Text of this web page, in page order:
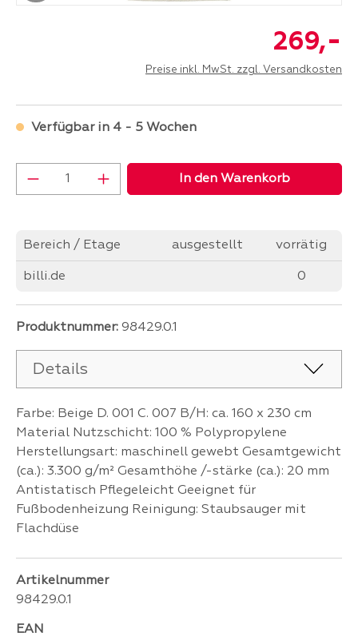
269,-
Preise inkl. MwSt. zzgl. Versandkosten
Verfügbar in 4 - 5 Wochen
Produkt Anzahl: Gib den gewünschten
In den Warenkorb
Bereich / Etage ausgestellt vorrätig
billi.de 0
Produktnummer: 98429.0.1
Details
Farbe: Beige D. 001 C. 007 B/H: ca. 160 x 230 cm
Material Nutzschicht: 100 % Polypropylene
Herstellungsart: maschinell gewebt Gesamtgewicht
(ca.): 3.300 g/m² Gesamthöhe /-stärke (ca.): 20 mm
Antistatisch Pflegeleicht Geeignet für
Fußbodenheizung Reinigung: Staubsauger mit
Flachdüse
Artikelnummer
98429.0.1
EAN